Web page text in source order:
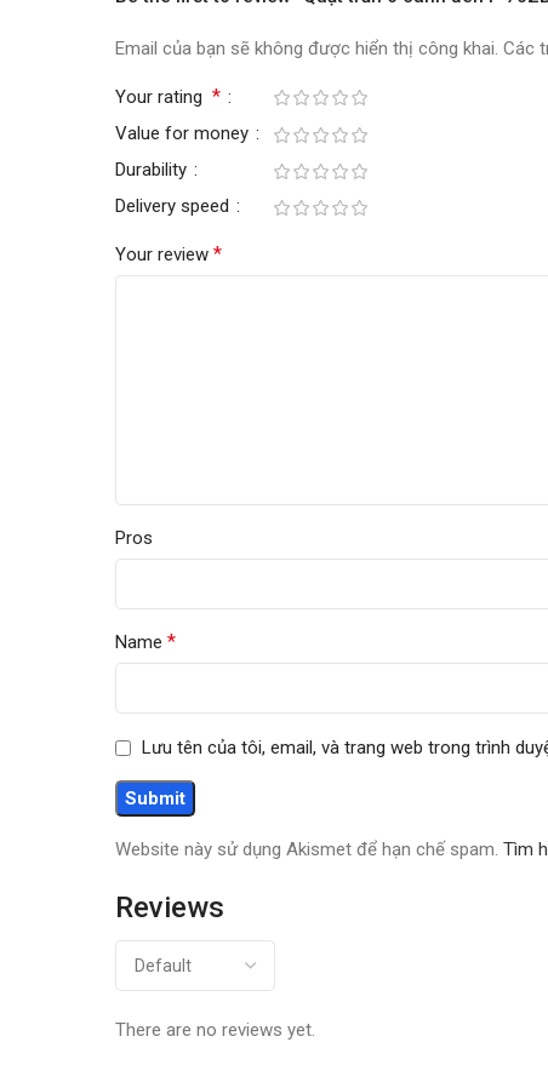
Reviews
There are no reviews yet.
Email của bạn sẽ không được hiển thị công khai. Các
Your rating *
Value for money
Durability
Delivery speed
Your review *
Pros
Name *
Lưu tên của tôi, email, và trang web trong trình
Website này sử dụng Akismet để hạn chế spam. Tìm